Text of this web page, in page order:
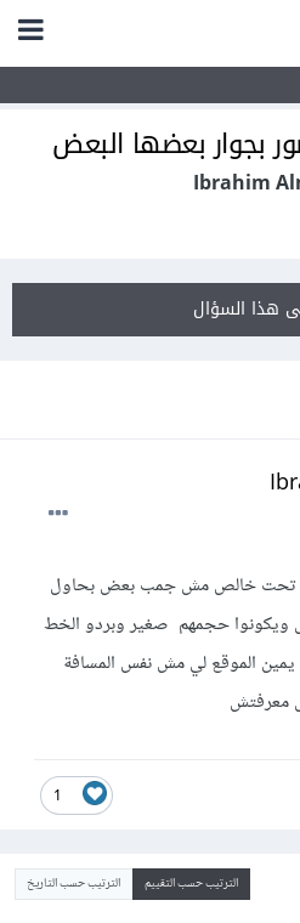
بجوار بعضها البعض
هذا السؤال
تحت خالص مش جمب بعض بحاول
حجمهم صغير وبردو الخط
الموقع لي مش نفس المسافة
معرفتش
1
الترتيب حسب التقييم الترتيب حسب التاريخ